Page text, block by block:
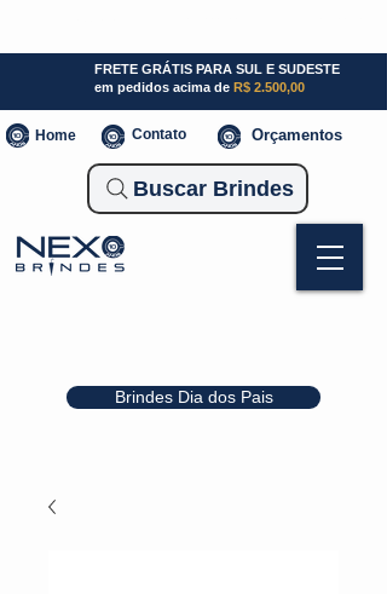
Brindes Dia dos Pais
FRETE GRÁTIS PARA SUL E SUDESTE
em pedidos acima de R$ 2.500,00
Home Contato Orçamentos
Buscar Brindes